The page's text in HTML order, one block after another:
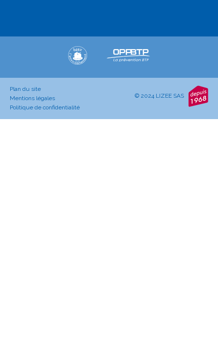
Plan du site
Mentions légales
Politique de confidentialité
© 2024 LIZEE SAS